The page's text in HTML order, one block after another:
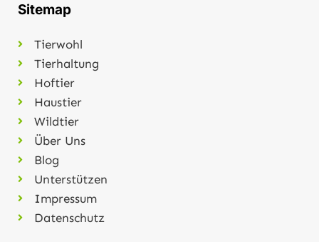
Sitemap
Tierwohl
Tierhaltung
Hoftier
Haustier
Wildtier
Über Uns
Blog
Unterstützen
Impressum
Datenschutz